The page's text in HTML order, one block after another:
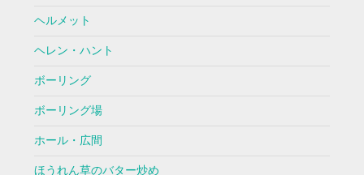
ヘルメット
ヘレン・ハント
ボーリング
ボーリング場
ホール・広間
ほうれん草のバター炒め